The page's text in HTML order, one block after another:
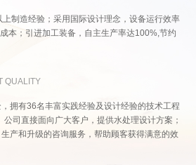
制造经验；采用国际设计理念，设备运行效率
本；引进加工装备，自主生产率达100%,节约
QUALITY
拥有36名丰富实践经验及设计经验的技术工程
司直接面向广大客户，提供水处理设计方案；
产和升级的咨询服务，帮助顾客获得满意的效